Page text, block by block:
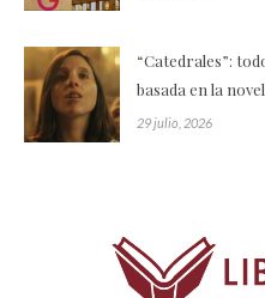
“Catedrales”:
basada en la
29 julio, 2026